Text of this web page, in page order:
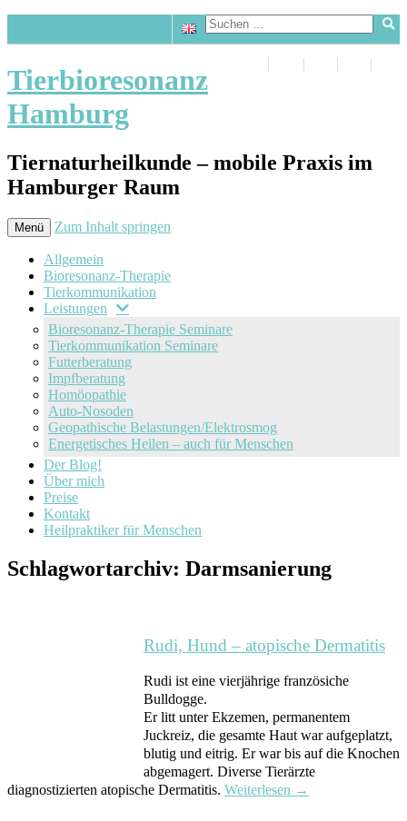
Tierbioresonanz
Hamburg
Tiernaturheilkunde – mobile Praxis im
Hamburger Raum
Menü Zum Inhalt springen
Allgemein
Bioresonanz-Therapie
Tierkommunikation
Leistungen
Bioresonanz-Therapie Seminare
Tierkommunikation Seminare
Futterberatung
Impfberatung
Homöopathie
Auto-Nosoden
Geopathische Belastungen/Elektrosmog
Energetisches Heilen – auch für Menschen
Der Blog!
Über mich
Preise
Kontakt
Heilpraktiker für Menschen
Schlagwortarchiv: Darmsanierung
Rudi, Hund – atopische Dermatitis
Rudi ist eine vierjährige französiche
Bulldogge.
Er litt unter Ekzemen, permanentem
Juckreiz, die gesamte Haut war aufgeplatzt,
blutig und eitrig. Er war bis auf die Knochen
abgemagert. Diverse Tierärzte
diagnostizierten atopische Dermatitis. Weiterlesen →